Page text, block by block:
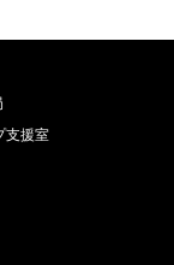
支援室